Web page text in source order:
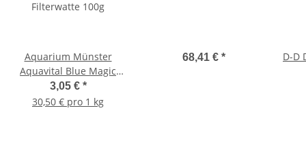
Aquarium Münster
Aquavital Blue Magic
Filterwatte 100g
3,05 € *
30,50 € pro 1 kg
68,41 € * D-D